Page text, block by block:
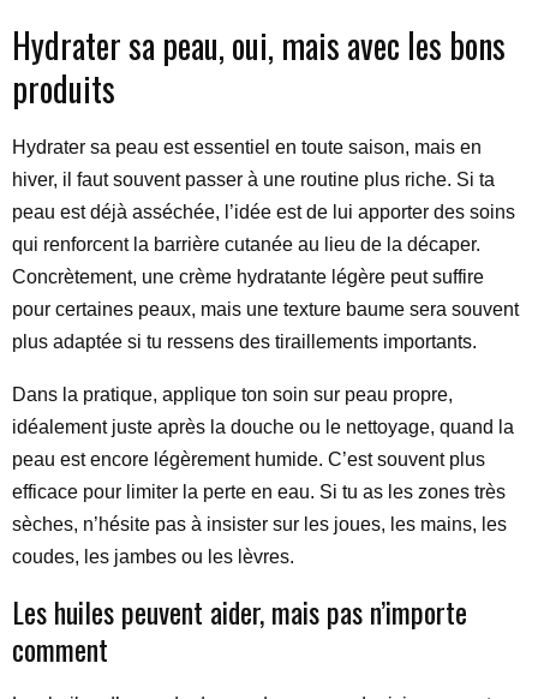
Hydrater sa peau, oui, mais avec les bons
produits
Hydrater sa peau est essentiel en toute saison, mais en
hiver, il faut souvent passer à une routine plus riche. Si ta
peau est déjà asséchée, l’idée est de lui apporter des soins
qui renforcent la barrière cutanée au lieu de la décaper.
Concrètement, une crème hydratante légère peut suffire
pour certaines peaux, mais une texture baume sera souvent
plus adaptée si tu ressens des tiraillements importants.
Dans la pratique, applique ton soin sur peau propre,
idéalement juste après la douche ou le nettoyage, quand la
peau est encore légèrement humide. C’est souvent plus
efficace pour limiter la perte en eau. Si tu as les zones très
sèches, n’hésite pas à insister sur les joues, les mains, les
coudes, les jambes ou les lèvres.
Les huiles peuvent aider, mais pas n’importe
comment